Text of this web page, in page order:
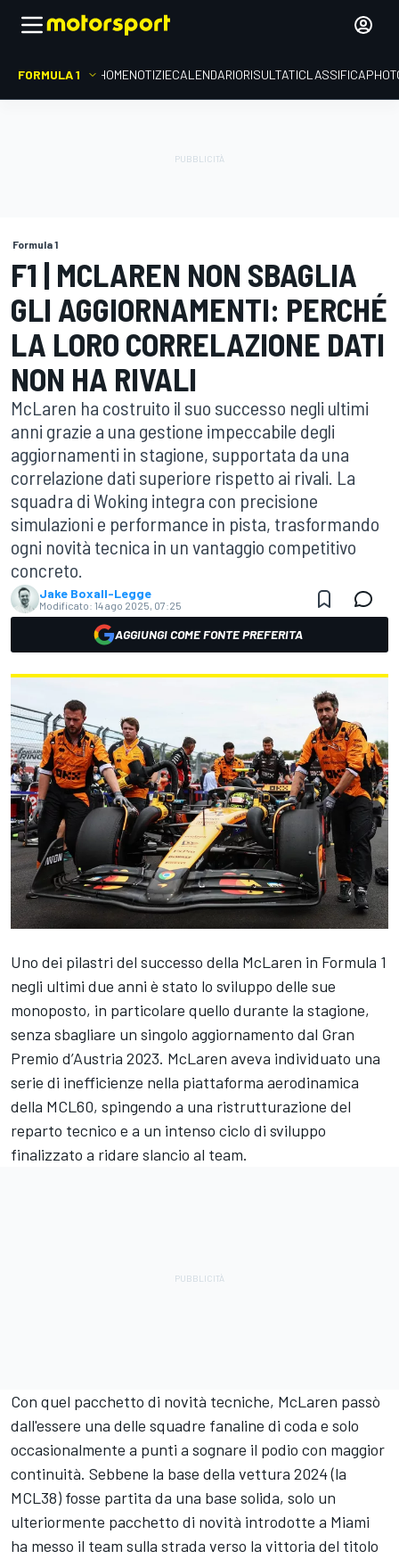
FORMULA 1 HOMENOTIZIECALENDARIORISULTATICLASSIFICA
Formula 1
F1 | MCLAREN NON SBAGLIA
GLI AGGIORNAMENTI: PERCHÉ
LA LORO CORRELAZIONE DATI
NON HA RIVALI
McLaren ha costruito il suo successo negli ultimi
anni grazie a una gestione impeccabile degli
aggiornamenti in stagione, supportata da una
correlazione dati superiore rispetto ai rivali. La
squadra di Woking integra con precisione
simulazioni e performance in pista, trasformando
ogni novità tecnica in un vantaggio competitivo
concreto.
Jake Boxall-Legge
Modificato: 14 ago 2025, 07:25
AGGIUNGI COME FONTE PREFERITA
Uno dei pilastri del successo della McLaren in Formula 1
negli ultimi due anni è stato lo sviluppo delle sue
monoposto, in particolare quello durante la stagione,
senza sbagliare un singolo aggiornamento dal Gran
Premio d’Austria 2023. McLaren aveva individuato una
serie di inefficienze nella piattaforma aerodinamica
della MCL60, spingendo a una ristrutturazione del
reparto tecnico e a un intenso ciclo di sviluppo
finalizzato a ridare slancio al team.
Con quel pacchetto di novità tecniche, McLaren passò
dall'essere una delle squadre fanaline di coda e solo
occasionalmente a punti a sognare il podio con maggior
continuità. Sebbene la base della vettura 2024 (la
MCL38) fosse partita da una base solida, solo un
ulteriormente pacchetto di novità introdotte a Miami
ha messo il team sulla strada verso la vittoria del titolo